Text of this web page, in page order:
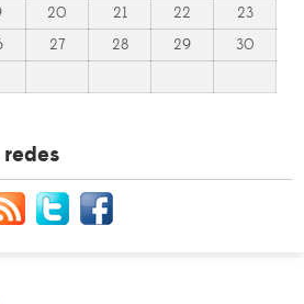
20 21 22
23
27 28 29
30